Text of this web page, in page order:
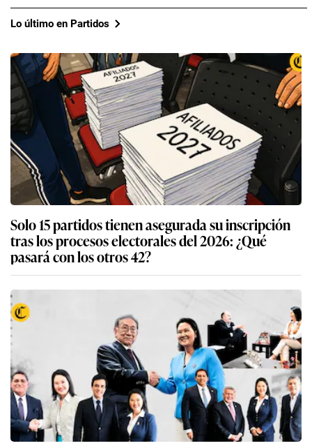
Lo último en Partidos
Solo 15 partidos tienen asegurada su inscripción
tras los procesos electorales del 2026: ¿Qué
pasará con los otros 42?